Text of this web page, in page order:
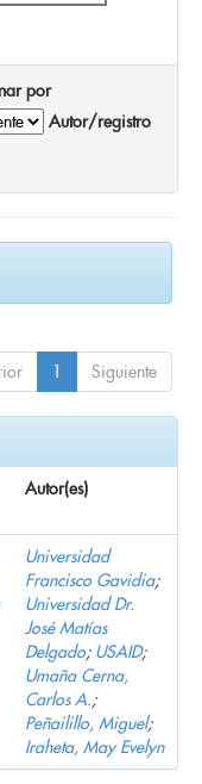
por
Autor/registro
1 Siguiente
Autor(es)
Universidad
Francisco Gavidia;
Universidad Dr.
José Matías
Delgado; USAID;
Umaña Cerna,
Carlos A.;
Peñailillo, Miguel;
Iraheta, May Evelyn